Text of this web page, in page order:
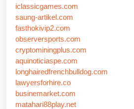
iclassicgames.com
saung-artikel.com
fasthokivip2.com
observersports.com
cryptominingplus.com
aquinoticiaspe.com
longhairedfrenchbulldog.com
lawyersforhire.co
businemarket.com
matahari88play.net